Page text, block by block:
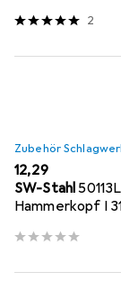
2
Zubehör
EUR
12,29
SW-Stahl
Hammerkopf I